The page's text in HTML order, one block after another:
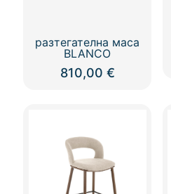
разтегателна маса
BLANCO
810,00 €